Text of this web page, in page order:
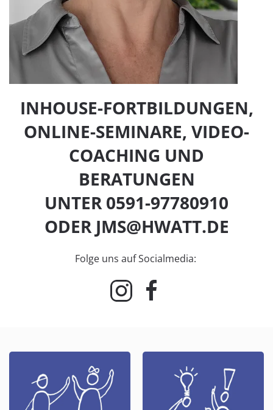
INHOUSE-FORTBILDUNGEN,
ONLINE-SEMINARE, VIDEO-
COACHING UND
BERATUNGEN
UNTER 0591-97780910
ODER JMS@HWATT.DE
Folge uns auf Socialmedia: